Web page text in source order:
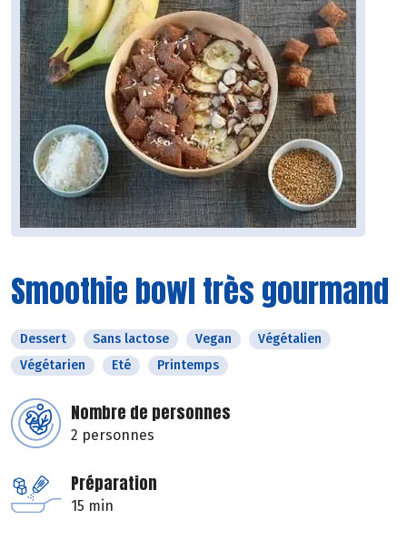
Smoothie bowl très gourmand
Dessert Sans lactose Vegan
Végétalien
Végétarien
Eté Printemps
Nombre de personnes
2 personnes
Préparation
15 min